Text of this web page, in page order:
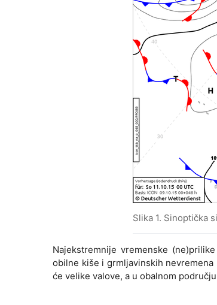
Slika 1. Sinoptička
Najekstremnije vremenske
obilne kiše i grmljavinskih
će velike valove, a u obalnom